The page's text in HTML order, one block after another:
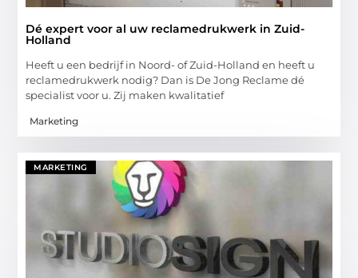
Dé expert voor al uw reclamedrukwerk in Zuid-
Holland
Heeft u een bedrijf in Noord- of Zuid-Holland en heeft u
reclamedrukwerk nodig? Dan is De Jong Reclame dé
specialist voor u. Zij maken kwalitatief
Marketing
MARKETING